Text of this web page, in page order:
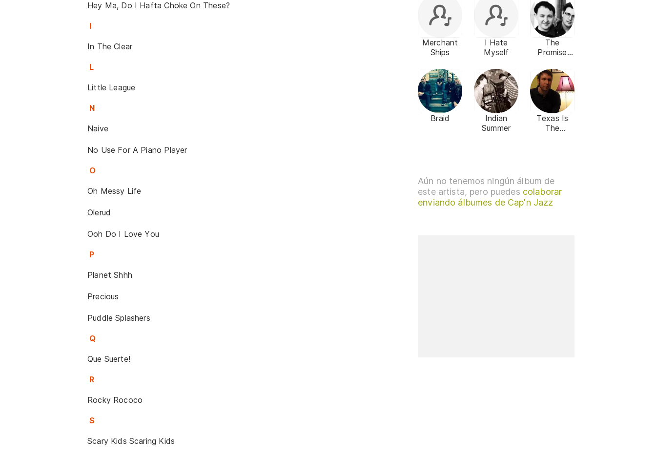
Hey Ma, Do I Hafta Choke On These?
I
In The Clear
L
Little League
N
Naive
No Use For A Piano Player
O
Oh Messy Life
Olerud
Ooh Do I Love You
P
Planet Shhh
Precious
Puddle Splashers
Q
Que Suerte!
R
Rocky Rococo
S
Scary Kids Scaring Kids
Merchant
Ships
I Hate
Myself
The
Promise
Braid
Indian
Summer
Texas Is
The
Aún no tenemos ningún álbum de
este artista, pero puedes colaborar
enviando álbumes de Cap'n Jazz